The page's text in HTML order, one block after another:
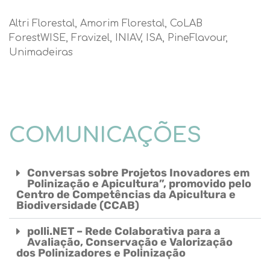
Altri Florestal, Amorim Florestal, CoLAB
ForestWISE, Fravizel, INIAV, ISA, PineFlavour,
Unimadeiras
COMUNICAÇÕES
Conversas sobre Projetos Inovadores em
Polinização e Apicultura”, promovido pelo
Centro de Competências da Apicultura e
Biodiversidade (CCAB)
polli.NET – Rede Colaborativa para a
Avaliação, Conservação e Valorização
dos Polinizadores e Polinização